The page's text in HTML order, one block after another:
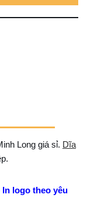
Long giá sỉ. Dĩa
In logo theo yêu